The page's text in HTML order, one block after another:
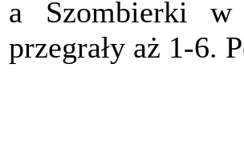
a Szombierki
przegrały aż 1-6.